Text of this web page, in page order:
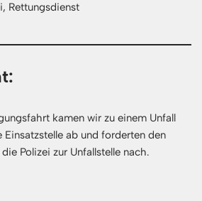
Rettungsdienst
kamen wir zu einem Unfall
ab und forderten den
Polizei zur Unfallstelle nach.